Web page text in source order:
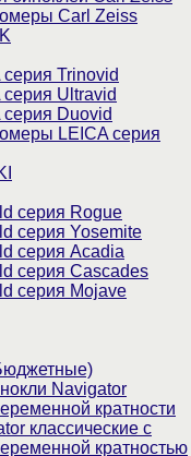
Carl Zeiss
Trinovid
Ultravid
Duovid
LEICA серия
серия Rogue
серия Yosemite
серия Acadia
серия Cascades
серия Mojave
Navigator
кратности
классические с
кратностью